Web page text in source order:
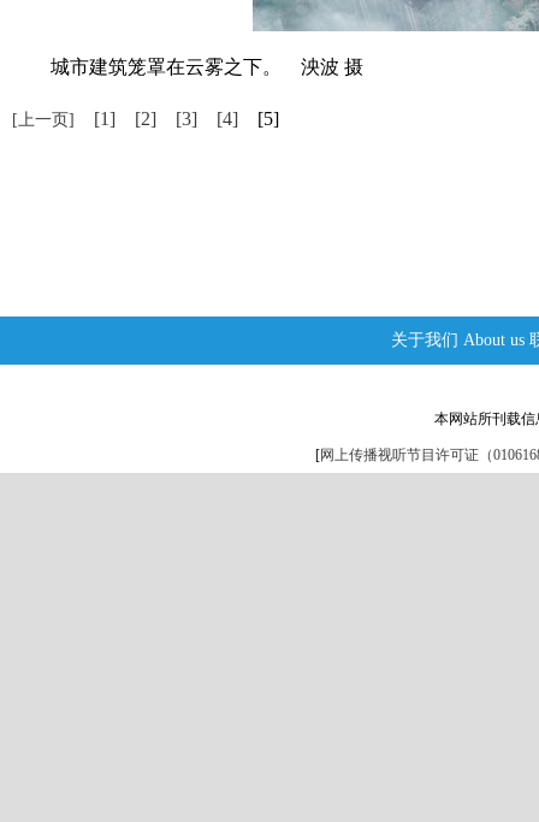
城市建筑笼罩在云雾之下。 泱波 摄
[上一页] [1] [2] [3] [4] [5]
关于我们 About us
本网站所刊载
[网上传播视听节目许可证（